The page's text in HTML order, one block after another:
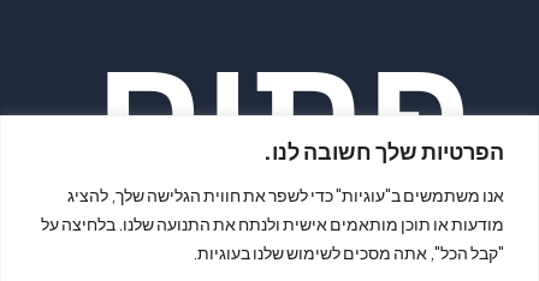
הפרטיות שלך חשובה לנו.
אנו משתמשים ב"עוגיות" כדי לשפר את חווית הגלישה שלך, להציג
מודעות או תוכן מותאמים אישית ולנתח את התנועה שלנו. בלחיצה על
"קבל הכל", אתה מסכים לשימוש שלנו בעוגיות.
פתיח